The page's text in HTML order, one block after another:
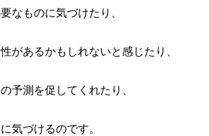
なものに気づけたり、
があるかもしれないと感じたり、
予測を促してくれたり、
気づけるのです。